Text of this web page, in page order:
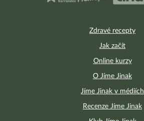
Zdravé recepty
Jak začít
Online kurzy
O Jíme Jinak
Jíme Jinak v médiích
Recenze Jíme Jinak